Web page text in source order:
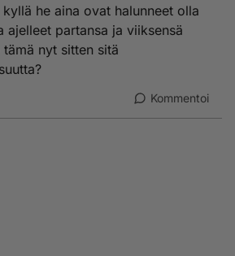
he aina ovat halunneet olla
ajelleet partansa ja viiksensä
nyt sitten sitä
Kommentoi